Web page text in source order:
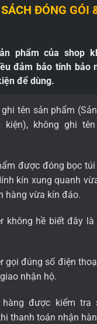
đạo giả như thật
ĐÓNG GÓI
phẩm của shop
đảm bảo tính bảo
để dùng.
ghi tên sản phẩm
kiện), không ghi
được đóng bọc túi
kín xung quanh
hàng vừa kín đáo.
không hề biết đây là
gọi đúng số điện
nhận hộ.
hàng được kiểm tra
thanh toán nhận